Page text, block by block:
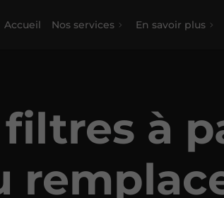
Accueil Nos services En savoir plus
à